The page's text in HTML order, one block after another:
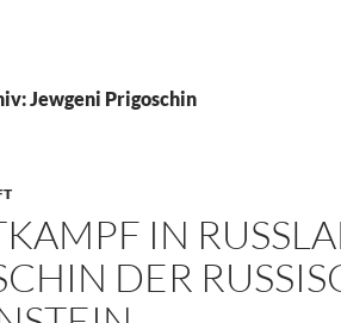
Jewgeni Prigoschin
IN
DER